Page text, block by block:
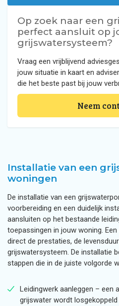
Op zoek naar een
perfect aansluit op
grijswatersysteem?
Vraag een vrijblijvend
jouw situatie in kaart en
die het beste past bij jouw
Neem
Installatie van een
woningen
De installatie van een
voorbereiding en een duidelijk
aansluiten op het bestaande
toepassingen in jouw woning.
direct de prestaties, de
grijswatersysteem. De installatie
stappen die in de juiste volgorde
Leidingwerk aanleggen – een
grijswater wordt